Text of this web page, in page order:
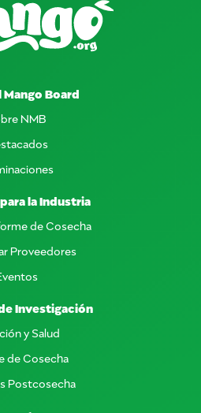
Board
NMB
la Industria
de Cosecha
Proveedores
Investigación
y Salud
de Cosecha
Postcosecha